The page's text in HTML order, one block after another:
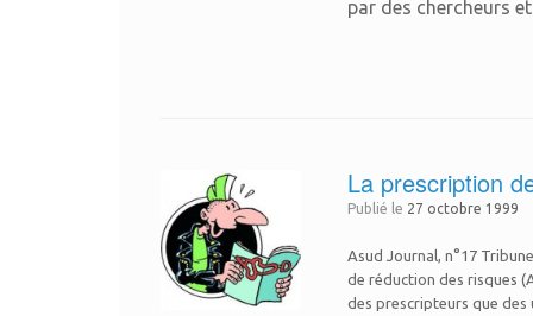
par des chercheurs
La prescription
Publié le 27 octobre 1999
Asud Journal, n°17
de réduction des risques
des prescripteurs que